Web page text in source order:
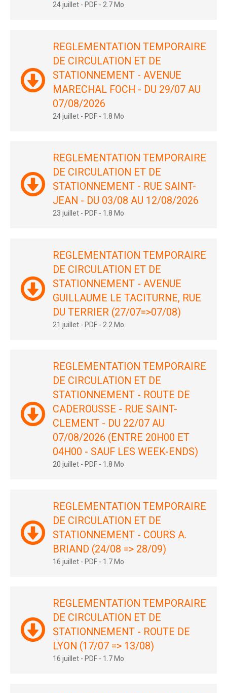
24 juillet - PDF -2.7 Mo
REGLEMENTATION TEMPORAIRE
DE CIRCULATION ET DE
STATIONNEMENT - AVENUE
MARECHAL FOCH - DU 29/07 AU
07/08/2026
24 juillet - PDF - 1.8 Mo
REGLEMENTATION TEMPORAIRE
DE CIRCULATION ET DE
STATIONNEMENT - RUE SAINT-
JEAN - DU 03/08 AU 12/08/2026
23 juillet - PDF - 1.8 Mo
REGLEMENTATION TEMPORAIRE
DE CIRCULATION ET DE
STATIONNEMENT - AVENUE
GUILLAUME LE TACITURNE, RUE
DU TERRIER (27/07=>07/08)
21 juillet - PDF - 2.2 Mo
REGLEMENTATION TEMPORAIRE
DE CIRCULATION ET DE
STATIONNEMENT - ROUTE DE
CADEROUSSE - RUE SAINT-
CLEMENT - DU 22/07 AU
07/08/2026 (ENTRE 20H00 ET
04H00 - SAUF LES WEEK-ENDS)
20 juillet - PDF - 1.8 Mo
REGLEMENTATION TEMPORAIRE
DE CIRCULATION ET DE
STATIONNEMENT - COURS A.
BRIAND (24/08 => 28/09)
16 juillet - PDF - 1.7 Mo
REGLEMENTATION TEMPORAIRE
DE CIRCULATION ET DE
STATIONNEMENT - ROUTE DE
LYON (17/07 => 13/08)
16 juillet - PDF - 1.7 Mo